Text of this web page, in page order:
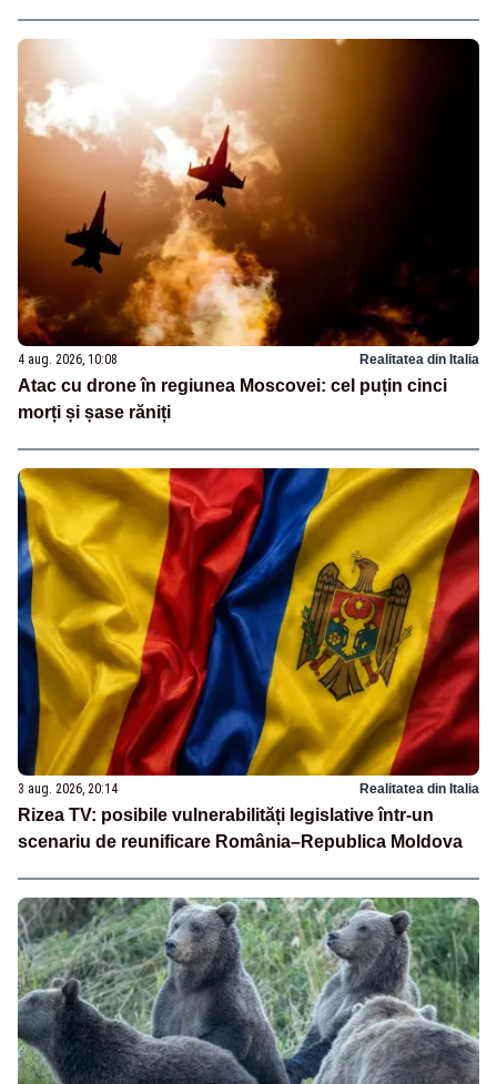
4 aug. 2026, 10:08 Realitatea din Italia
Atac cu drone în regiunea Moscovei: cel puțin cinci
morți și șase răniți
3 aug. 2026, 20:14 Realitatea din Italia
Rizea TV: posibile vulnerabilități legislative într-un
scenariu de reunificare România–Republica Moldova